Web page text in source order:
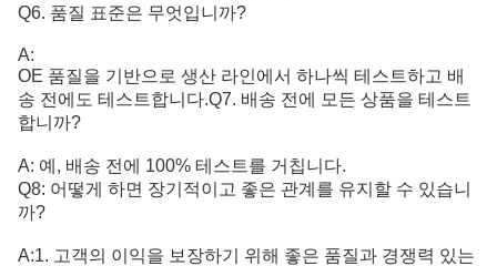
Q6. 품질 표준은 무엇입니까?
A:
OE 품질을 기반으로 생산 라인에서 하나씩 테스트하고 배
송 전에도 테스트합니다.Q7. 배송 전에 모든 상품을 테스트
합니까?
A: 예, 배송 전에 100% 테스트를 거칩니다.
Q8: 어떻게 하면 장기적이고 좋은 관계를 유지할 수 있습니
까?
A:1. 고객의 이익을 보장하기 위해 좋은 품질과 경쟁력 있는